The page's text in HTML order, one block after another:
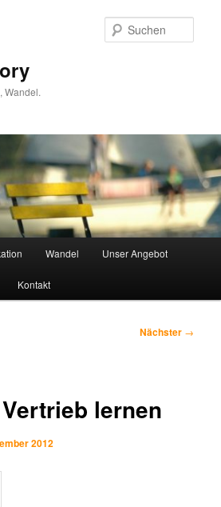
Wandel.
Wandel Unser Angebot
Kontakt
Nächster →
lernen
2012